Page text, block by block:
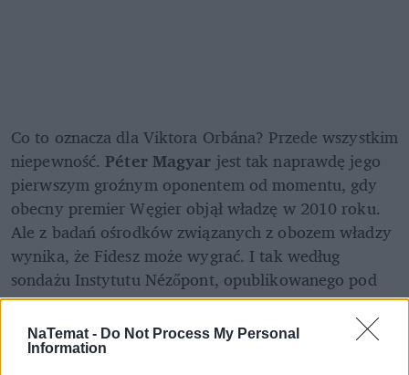
NaTemat - Do Not Process My Personal
Information
Co to oznacza dla Viktora Orbána? Przede wszystkim
niepewność. Péter Magyar jest tak naprawdę jego
pierwszym groźnym oponentem od momentu, gdy
obecny premier Węgier objął władzę w 2010 roku.
Ale z badań ośrodków związanych z obozem władzy
wynika, że Fidesz może wygrać. I tak według
sondażu Instytutu Nézőpont, opublikowanego pod
koniec marca, Fidesz-KDNP miał 46 proc., a TISZA
40 proc. XXI Század Intézet także wskazywał
przewagę partii rządzącej (46 do 41 proc.).